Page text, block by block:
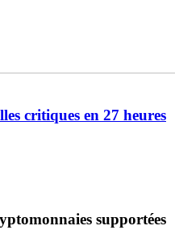
critiques en 27 heures
supportées